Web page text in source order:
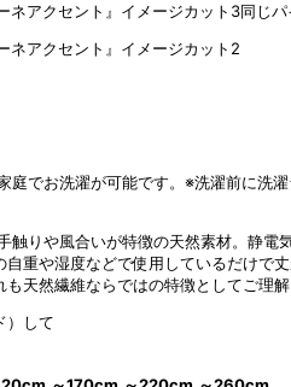
同じ
庭でお洗濯が可能です。※洗濯前に洗
触りや風合いが特徴の天然素材。静電
自重や湿度などで使用しているだけで
天然繊維ならではの特徴としてご理解
）して